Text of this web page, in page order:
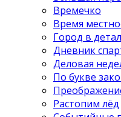
Времечко
Время
Город в
Дневник
Деловая
По букве
Растопим лёд